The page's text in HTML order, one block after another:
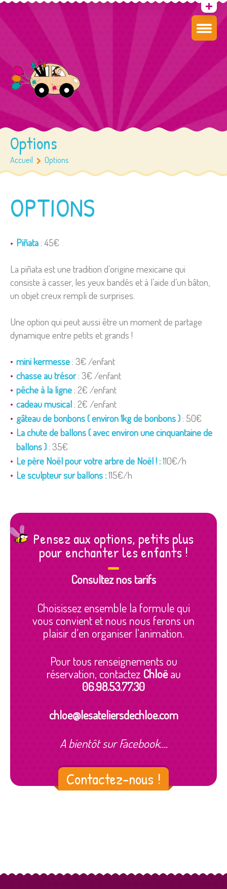
Options
Accueil Options
OPTIONS
Piñata : 45€
La piñata est une tradition d’origine mexicaine qui
consiste à casser, les yeux bandés et à l’aide d’un bâton,
un objet creux rempli de surprises.
Une option qui peut aussi être un moment de partage
dynamique entre petits et grands !
mini kermesse : 3€ /enfant
chasse au trésor : 3€ /enfant
pêche à la ligne : 2€ /enfant
cadeau musical : 2€ /enfant
gâteau de bonbons ( environ 1kg de bonbons ) : 50€
La chute de ballons ( avec environ une cinquantaine de
ballons ) : 35€
Le père Noël pour votre arbre de Noël ! :110€/h
Le sculpteur sur ballons :115€/h
Pensez aux options, petits plus
pour enchanter les enfants !
Consultez nos tarifs
Choisissez ensemble la formule qui
vous convient et nous nous ferons un
plaisir d’en organiser l’animation.
Pour tous renseignements ou
réservation, contactez Chloëau
06.98.53.77.30
chloe@lesateliersdechloe.com
A bientôt sur Facebook….
Contactez-nous !